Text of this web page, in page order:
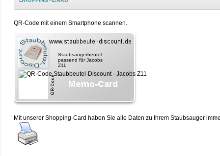
QR-Code mit einem Smartphone scannen.
Staubsaugerbeutel
passend für Jacobs
Z11
Mit unserer Shopping-Card haben Sie alle Daten zu Ihrem Staubsauger